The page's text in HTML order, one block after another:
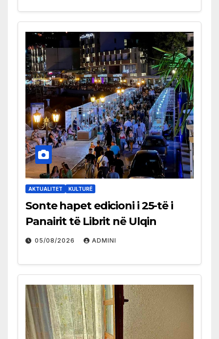
AKTUALITET KULTURË
Sonte hapet edicioni i 25-të i
Panairit të Librit në Ulqin
05/08/2026 ADMINI